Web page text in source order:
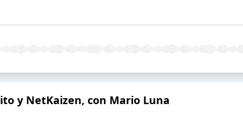
y NetKaizen, con Mario Luna